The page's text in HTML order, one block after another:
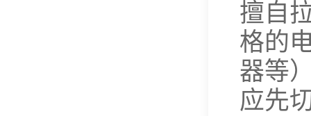
擅自
格的
器等
应先